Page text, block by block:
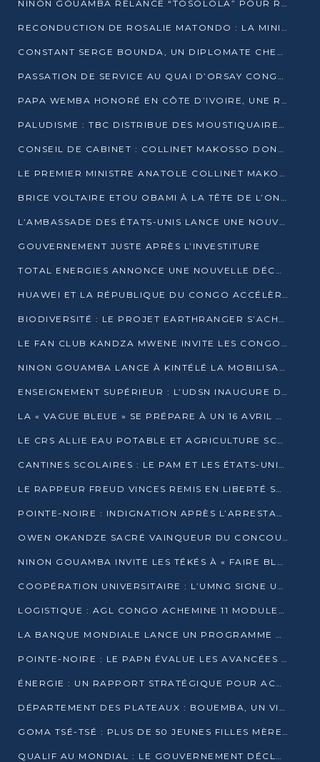
NINON GOUAMBA RELANCE “TOSOLOLA” POUR RENFORCER LE DIALOGUE AVEC LES CITOYENS
RECONDUCTION DE ROSALIE MATONDO : LA MINISTRE PROMET D’ACCÉLÉRER LE TRAITEMENT DES DOSSIERS ET DE RELEVER DE NOUVEAUX DÉFIS
CONSTANT SERGE BOUNDA, UN DIPLOMATE CHEVRONNÉ AUX COMMANDES DES AFFAIRES ÉTRANGÈRES
PASSATION DE SERVICE AU QUAI D’ORSAY CONGOLAIS : GAKOSSO PASSE LE FLAMBEAU À BOUNDA
PAPA WEMBA HONORÉ EN CÔTE D’IVOIRE, UNE RUE PORTE DÉSORMAIS SON NOM
PALUDISME : TBC DISTRIBUE DES MOUSTIQUAIRES DANS DEUX CSI DE BRAZZAVILLE
CONSEIL DE CABINET : COLLINET MAKOSSO DONNE SES DERNIÈRES ORIENTATIONS
LE PREMIER MINISTRE ANATOLE COLLINET MAKOSSO DÉMISSIONNE AVEC SON GOUVERNEMENT
BRICE VOLTAIRE ETOU OBAMI À LA TÊTE DE L’ONEC-C POUR TROIS ANS
L’AMBASSADE DES ÉTATS-UNIS LANCE UNE NOUVELLE COHORTE DU PROGRAMME ACCESS MICRO-SCHOLARSHIP
GOUVERNEMENT JUSTE APRÈS L’INVESTITURE
TOTAL ENERGIES ANNONCE UNE NOUVELLE DÉCOUVERTE D’HYDROCARBURES SUR LE PERMIS MOHO AU LARGE DU CONGO
HUAWEI ET LA RÉPUBLIQUE DU CONGO ACCÉLÈRENT LEUR PARTENARIAT
BIODIVERSITÉ : LE PROJET EARTHRANGER S’ACHÈVE, MAIS LES DÉFIS DEMEURENT
LE FAN CLUB KANDZA MWENE INVITE LES CONGOLAIS À UNE FORTE AFFLUENCE AU STADE DE KINTÉLÉ
NINON GOUAMBA LANCE À KINTÉLÉ LA MOBILISATION POUR L’INVESTITURE DR DSN
ENSEIGNEMENT SUPÉRIEUR : L’UDSN INAUGURE DES LABORATOIRES POUR BOOSTER LA FORMATION PRATIQUE
LA « VAGUE BLEUE » SE PRÉPARE À UN 16 AVRIL HISTORIQUE
LE CRS ALLIE EAU POTABLE ET AGRICULTURE SCOLAIRE AU CŒUR DE LA TRANSFORMATION DES ÉCOLES RURALES
CANTINES SCOLAIRES : LE PAM ET LES ÉTATS-UNIS AU CONTACT DES ÉCOLIERS DE KINKALA
LE RAPPEUR FREUD VINCES REMIS EN LIBERTÉ SOUS PRESSION MÉDIATIQUE
POINTE-NOIRE : INDIGNATION APRÈS L’ARRESTATION DU RAPPEUR FREUD VINCES
OWEN OKANDZE SACRÉ VAINQUEUR DU CONCOURS SLAM POUR LA VIE
NINON GOUAMBA INVITE LES TÉKÉS À « FAIRE BLOC » POUR PESER DANS LE DÉBAT NATIONAL
COOPÉRATION UNIVERSITAIRE : L’UMNG SIGNE UN ACCORD STRATÉGIQUE AVEC L’UNIVERSITÉ HAINAN EN CHINE
LOGISTIQUE : AGL CONGO ACHEMINE 11 MODULES GÉANTS JUSQU’À BRAZZAVILLE
LA BANQUE MONDIALE LANCE UN PROGRAMME DE 394 MILLIONS DE DOLLARS POUR LE BASSIN DU CONGO
POINTE-NOIRE : LE PAPN ÉVALUE LES AVANCÉES DU MÔLE EST
ÉNERGIE : UN RAPPORT STRATÉGIQUE POUR ACCÉLÉRER LA TRANSITION AU CONGO
DÉPARTEMENT DES PLATEAUX : BOUEMBA, UN VIVIER ÉCONOMIQUE PRÊT À EXPLOSER
GOMA TSÉ-TSÉ : PLUS DE 50 JEUNES FILLES MÈRES SENSIBILISÉES À LA SANTÉ SEXUELLE
QUALIF AU MONDIAL : LE GOUVERNEMENT DÉCLARE LA JOURNÉE DU 1ER AVRIL 2026 CHÔMÉE ET PAYÉE